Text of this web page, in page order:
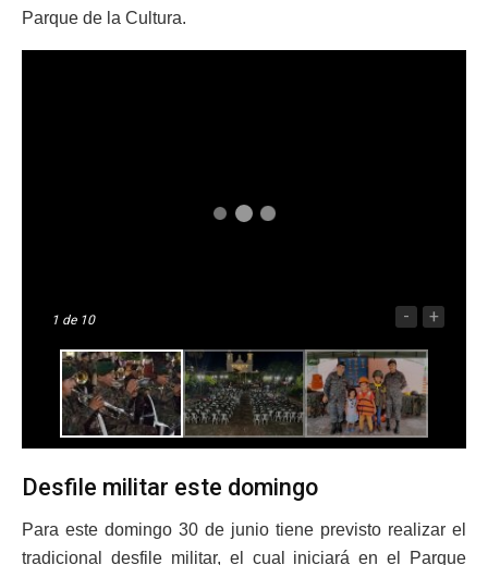
Parque de la Cultura.
1 de 10 - +
Desfile militar este domingo
Para este domingo 30 de junio tiene previsto realizar el
tradicional desfile militar, el cual iniciará en el Parque